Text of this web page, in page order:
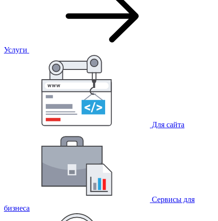
Услуги
Для сайта
Сервисы для
бизнеса